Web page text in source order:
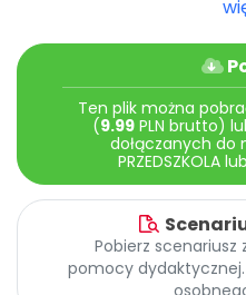
Archiwalne numery
Ten plik można
(9.99PLN brutto)
dołączanych do
PRZEDSZKOLA
Pobierz
pomocy